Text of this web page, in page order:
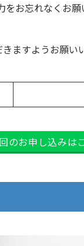
お忘れなくお願
ますようお願い
のお申し込みは